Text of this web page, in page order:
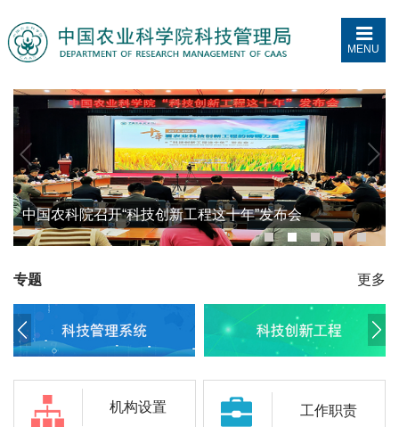
MENU
中国农科院召开“科技创新工程这十年”发布会
更多
专题
机构设置 工作职责